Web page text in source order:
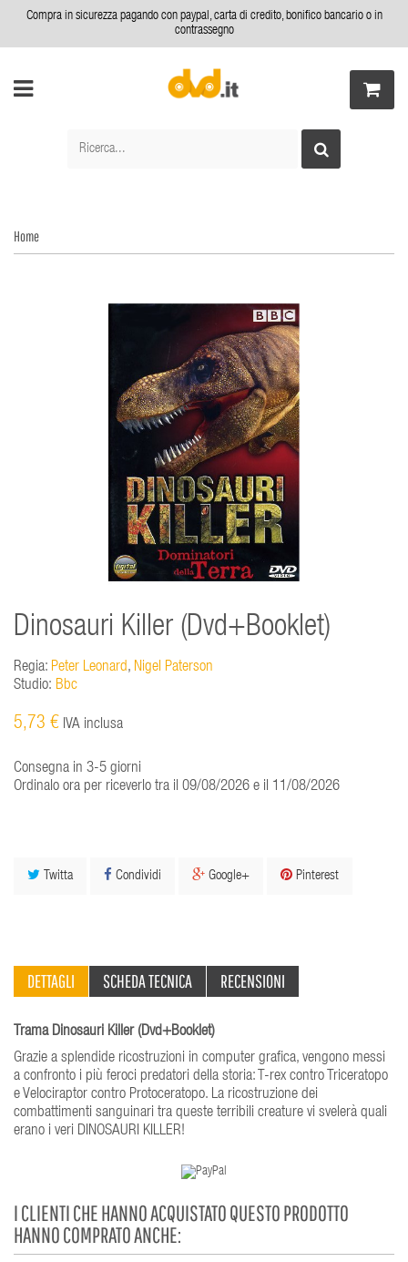
Compra in sicurezza pagando con paypal, carta di credito, bonifico bancario o in
contrassegno
Home
Dinosauri Killer (Dvd+Booklet)
Regia: Peter Leonard, Nigel Paterson
Studio: Bbc
5,73 € IVA inclusa
Consegna in 3-5 giorni
Ordinalo ora per riceverlo tra il 09/08/2026 e il 11/08/2026
Twitta Condividi Google+ Pinterest
DETTAGLI SCHEDA TECNICA RECENSIONI
Trama Dinosauri Killer (Dvd+Booklet)
Grazie a splendide ricostruzioni in computer grafica, vengono messi
a confronto i più feroci predatori della storia: T-rex contro Triceratopo
e Velociraptor contro Protoceratopo. La ricostruzione dei
combattimenti sanguinari tra queste terribili creature vi svelerà quali
erano i veri DINOSAURI KILLER!
I CLIENTI CHE HANNO ACQUISTATO QUESTO PRODOTTO
HANNO COMPRATO ANCHE: